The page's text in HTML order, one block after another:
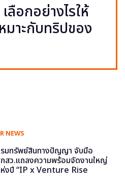
ลือกอย่างไรให้
มาะกับทริปของ
NEWS
มทรัพย์สินทางปัญญา จับมือ
สว.แถลงความพร้อมจัดงานใหญ่
งปี “IP x Venture Rise